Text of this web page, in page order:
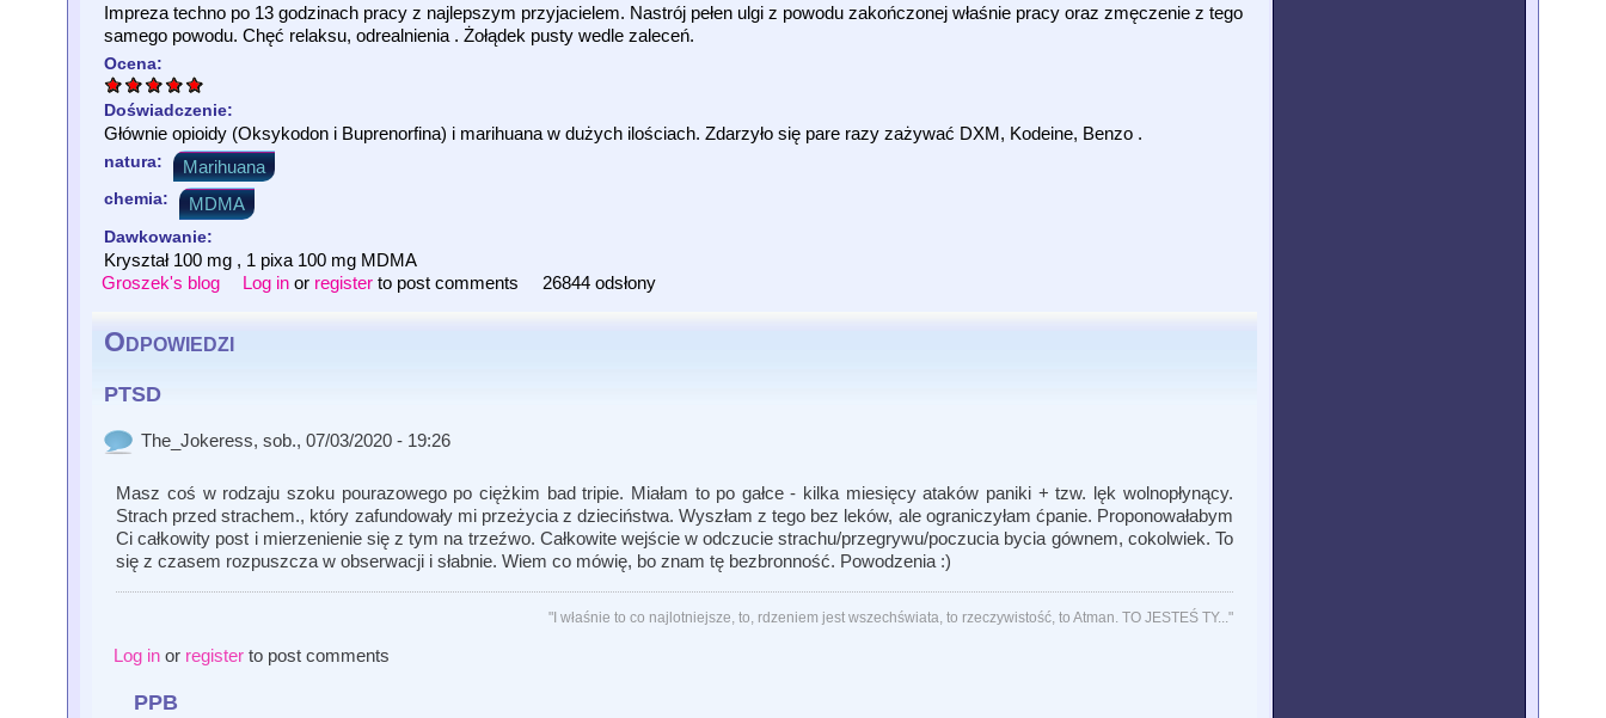
Impreza techno po 13 godzinach pracy z najlepszym przyjacielem. Nastrój pełen ulgi z powodu zakończonej właśnie pracy oraz zmęczenie z tego
samego powodu. Chęć relaksu, odrealnienia . Żołądek pusty wedle zaleceń.
Ocena:
Doświadczenie:
Głównie opioidy (Oksykodon i Buprenorfina) i marihuana w dużych ilościach. Zdarzyło się pare razy zażywać DXM, Kodeine, Benzo .
natura: Marihuana
chemia: MDMA
Dawkowanie:
Kryształ 100 mg , 1 pixa 100 mg MDMA
Groszek's blog
Log in or register to post comments 26844 odsłony
Odpowiedzi
PTSD
The_Jokeress, sob., 07/03/2020 - 19:26
Masz coś w rodzaju szoku pourazowego po ciężkim bad tripie. Miałam to po gałce - kilka miesięcy ataków paniki + tzw. lęk wolnopłynący.
Strach przed strachem., który zafundowały mi przeżycia z dzieciństwa. Wyszłam z tego bez leków, ale ograniczyłam ćpanie. Proponowałabym
Ci całkowity post i mierzenienie się z tym na trzeźwo. Całkowite wejście w odczucie strachu/przegrywu/poczucia bycia gównem, cokolwiek. To
się z czasem rozpuszcza w obserwacji i słabnie. Wiem co mówię, bo znam tę bezbronność. Powodzenia :)
"I właśnie to co najlotniejsze, to, rdzeniem jest wszechświata, to rzeczywistość, to Atman. TO JESTEŚ TY..."
Log inor registerto post comments
PPB